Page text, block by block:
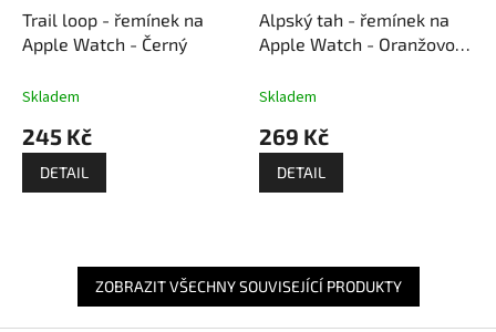
Trail loop - řemínek na
Apple Watch - Černý
Skladem
245 Kč
DETAIL
Alpský tah - řemínek na
Apple Watch - Oranžovo-
Skladem
269 Kč
DETAIL
ZOBRAZIT VŠECHNY SOUVISEJÍCÍ PRODUKTY